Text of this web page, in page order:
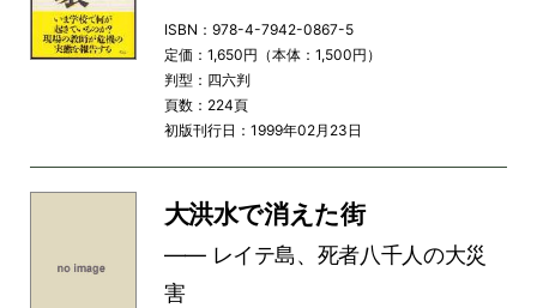
ISBN：978-4-7942-0867-5
定価：1,650円（本体：1,500円）
判型：四六判
頁数：224頁
初版刊行日：1999年02月23日
大洪水で消えた街
―― レイテ島、死者八千人の大災
害